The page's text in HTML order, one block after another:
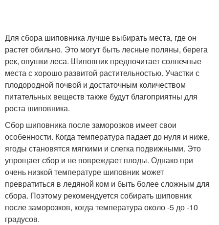
Для сбора шиповника лучше выбирать места, где он
растет обильно. Это могут быть лесные поляны, берега
рек, опушки леса. Шиповник предпочитает солнечные
места с хорошо развитой растительностью. Участки с
плодородной почвой и достаточным количеством
питательных веществ также будут благоприятны для
роста шиповника.
Сбор шиповника после заморозков имеет свои
особенности. Когда температура падает до нуля и ниже,
ягоды становятся мягкими и слегка подвижными. Это
упрощает сбор и не повреждает плоды. Однако при
очень низкой температуре шиповник может
превратиться в ледяной ком и быть более сложным для
сбора. Поэтому рекомендуется собирать шиповник
после заморозков, когда температура около -5 до -10
градусов.